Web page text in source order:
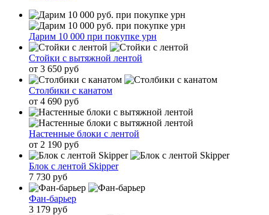
Дарим 10 000 при покупке урн
Стойки с вытяжной лентой
от 3 650 руб
Столбики с канатом
от 4 690 руб
Настенные блоки с лентой
от 2 190 руб
Блок с лентой Skipper
7 730 руб
Фан-барьер
3 179 руб